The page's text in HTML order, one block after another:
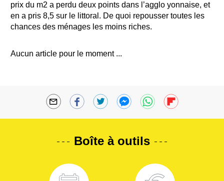
prix du m2 a perdu deux points dans l’agglo yonnaise, et
en a pris 8,5 sur le littoral. De quoi repousser toutes les
chances des ménages les moins riches.
Aucun article pour le moment ...
Boîte à outils